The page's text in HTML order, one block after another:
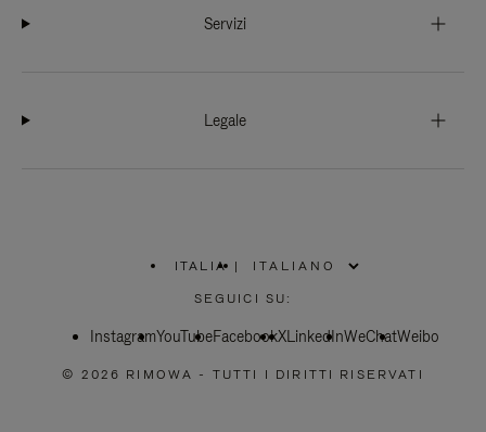
Servizi
Legale
ITALIA
SELEZIONA
IL
PAESE
|
SEGUICI SU:
InstagramYouTubeFacebookXLinkedInWeChatWeibo
© 2026 RIMOWA - TUTTI I DIRITTI RISERVATI